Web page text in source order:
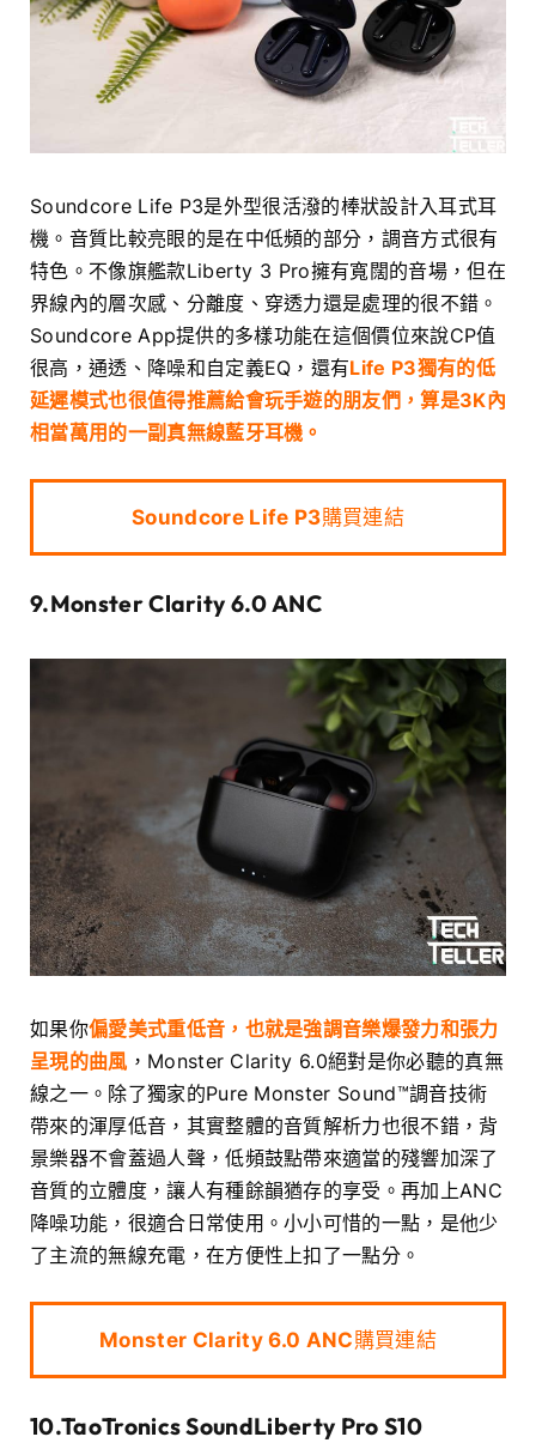
Soundcore Life P3是外型很活潑的棒狀設計入耳式耳
機。音質比較亮眼的是在中低頻的部分，調音方式很有
特色。不像旗艦款Liberty 3 Pro擁有寬闊的音場，但在
界線內的層次感、分離度、穿透力還是處理的很不錯。
Soundcore App提供的多樣功能在這個價位來說CP值
很高，通透、降噪和自定義EQ，還有Life P3獨有的低
延遲模式也很值得推薦給會玩手遊的朋友們，算是3K內
相當萬用的一副真無線藍牙耳機。
Soundcore Life P3購買連結
9.Monster Clarity 6.0 ANC
如果你偏愛美式重低音，也就是強調音樂爆發力和張力
呈現的曲風 ，Monster Clarity 6.0絕對是你必聽的真無
線之一。除了獨家的Pure Monster Sound™調音技術
帶來的渾厚低音，其實整體的音質解析力也很不錯，背
景樂器不會蓋過人聲，低頻鼓點帶來適當的殘響加深了
音質的立體度，讓人有種餘韻猶存的享受。再加上ANC
降噪功能，很適合日常使用。小小可惜的一點，是他少
了主流的無線充電，在方便性上扣了一點分。
Monster Clarity 6.0 ANC購買連結
10.TaoTronics SoundLiberty Pro S10